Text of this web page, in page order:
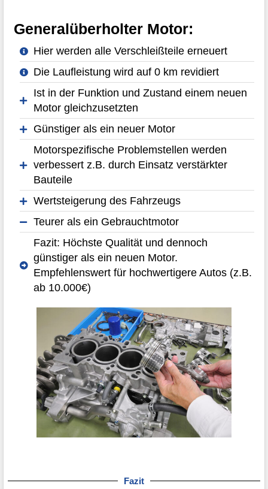
Generalüberholter Motor:
Hier werden alle Verschleißteile erneuert
Die Laufleistung wird auf 0 km revidiert
Ist in der Funktion und Zustand einem neuen
Motor gleichzusetzten
Günstiger als ein neuer Motor
Motorspezifische Problemstellen werden
verbessert z.B. durch Einsatz verstärkter
Bauteile
Wertsteigerung des Fahrzeugs
Teurer als ein Gebrauchtmotor
Fazit: Höchste Qualität und dennoch
günstiger als ein neuen Motor.
Empfehlenswert für hochwertigere Autos (z.B.
ab 10.000€)
Fazit